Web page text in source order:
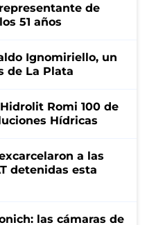
de
51 años
Ignomiriello, un
de La Plata
Romi 100 de
Hídricas
a las
detenidas esta
las cámaras de